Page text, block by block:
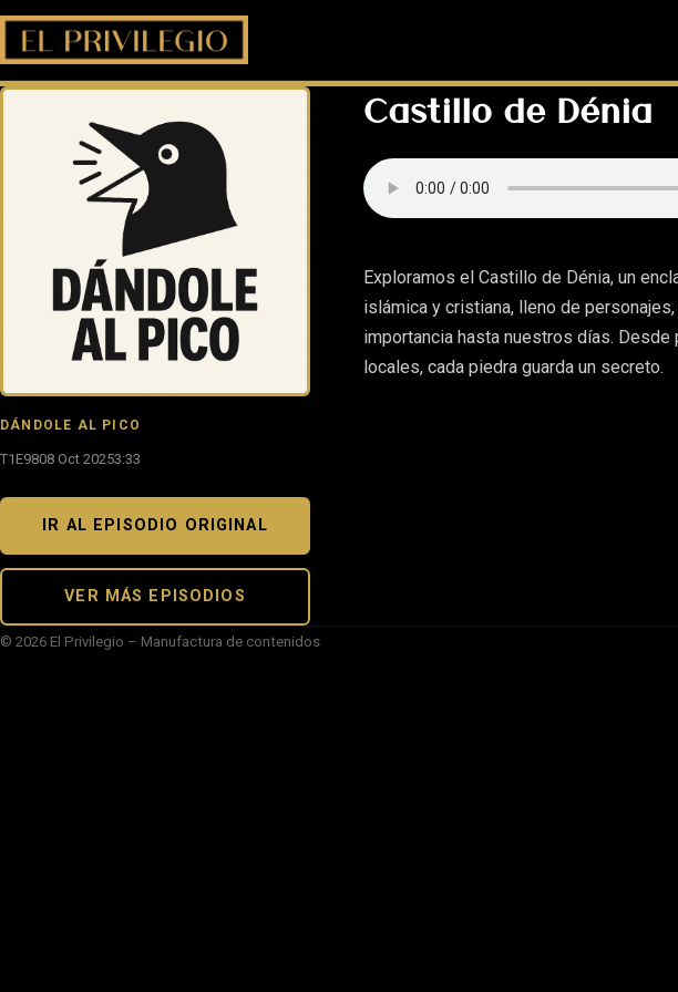
DÁNDOLE AL PICO
T1E9808 Oct 20253:33
IR AL EPISODIO ORIGINAL
VER MÁS EPISODIOS
Castillo de Dénia
Exploramos el Castillo de Dénia, un
islámica y cristiana, lleno de
importancia hasta nuestros días.
locales, cada piedra guarda un secreto.
© 2026 El Privilegio – Manufactura de contenidos